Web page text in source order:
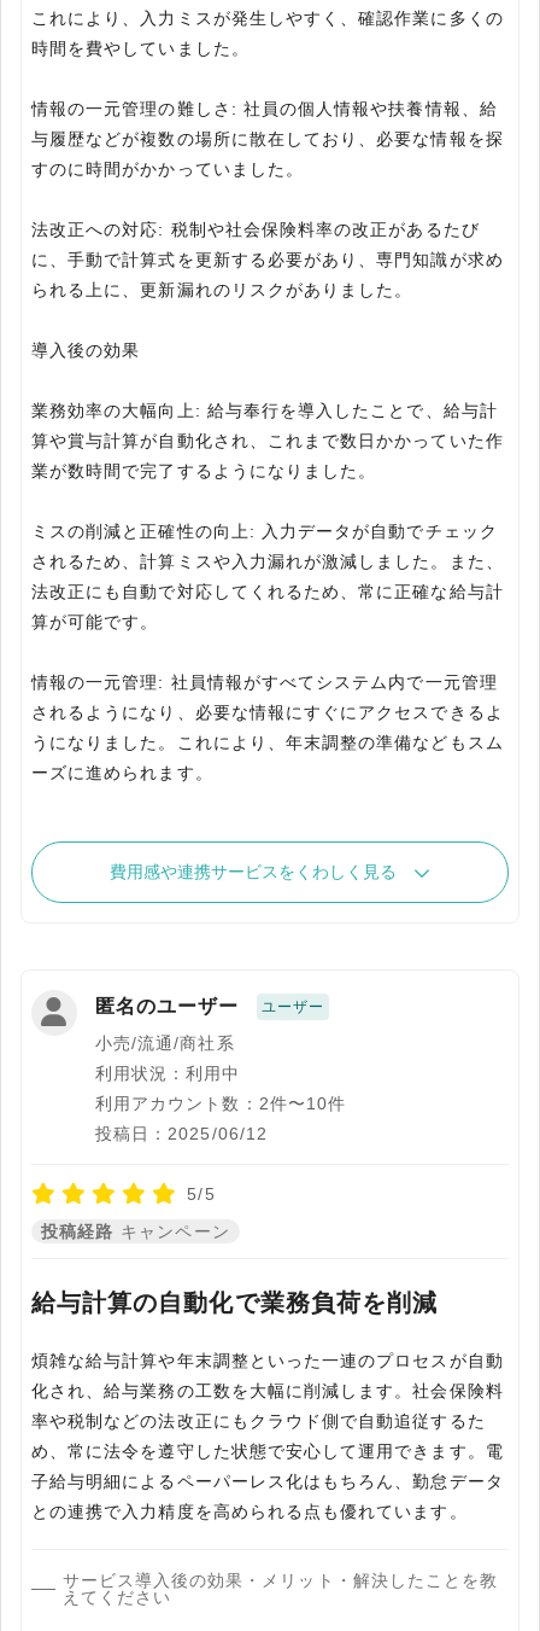
これにより、入力ミスが発生しやすく、確認作業に多くの
時間を費やしていました。
情報の一元管理の難しさ: 社員の個人情報や扶養情報、給
与履歴などが複数の場所に散在しており、必要な情報を探
すのに時間がかかっていました。
法改正への対応: 税制や社会保険料率の改正があるたび
に、手動で計算式を更新する必要があり、専門知識が求め
られる上に、更新漏れのリスクがありました。
導入後の効果
業務効率の大幅向上: 給与奉行を導入したことで、給与計
算や賞与計算が自動化され、これまで数日かかっていた作
業が数時間で完了するようになりました。
ミスの削減と正確性の向上: 入力データが自動でチェック
されるため、計算ミスや入力漏れが激減しました。また、
法改正にも自動で対応してくれるため、常に正確な給与計
算が可能です。
情報の一元管理: 社員情報がすべてシステム内で一元管理
されるようになり、必要な情報にすぐにアクセスできるよ
うになりました。これにより、年末調整の準備などもスム
ーズに進められます。
費用感や連携サービスをくわしく見る
匿名のユーザー ユーザー
小売/流通/商社系
利用状況：利用中
利用アカウント数：2件〜10件
投稿日：2025/06/12
5/5
投稿経路 キャンペーン
給与計算の自動化で業務負荷を削減
煩雑な給与計算や年末調整といった一連のプロセスが自動
化され、給与業務の工数を大幅に削減します。社会保険料
率や税制などの法改正にもクラウド側で自動追従するた
め、常に法令を遵守した状態で安心して運用できます。電
子給与明細によるペーパーレス化はもちろん、勤怠データ
との連携で入力精度を高められる点も優れています。
サービス導入後の効果・メリット・解決したことを教
えてください